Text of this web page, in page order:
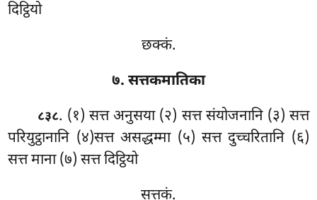
दिट्ठियो
छक्कं.
७. सत्तकमातिका
८३८. (१) सत्त अनुसया (२) सत्त संयोजनानि (३) सत्त
परियुट्ठानानि (४)सत्त असद्धम्मा (५) सत्त दुच्चरितानि (६)
सत्त माना (७) सत्त दिट्ठियो
सत्तकं.